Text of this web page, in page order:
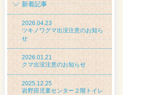
新着記事
2026.04.23
ツキノワグマ出没注意のお知ら
せ
2026.01.21
クマ出没注意のお知らせ
2025.12.25
岩野田児童センター２階トイレ